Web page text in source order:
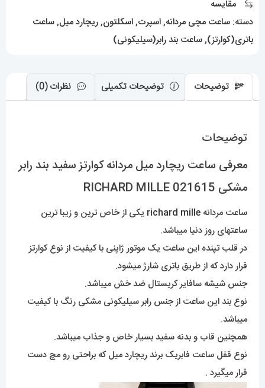
021615
RICHARD
عدد
مقایسه
دسته: ساعت مچی مردانه,اسپرت,اسکلتون,ریچارد میل,ساعت
باتری(کوارتز),ساعت بند رابر(سیلیکونی)
توضیحات توضیحات تکمیلی نظرات (0)
توضیحات
معرفی ساعت ریچارد میل مردانه کوارتز سفید بند رابر
مشکی 021615 RICHARD MILLE
ساعت مردانه richard mille یکی از خاص ترین و زیبا ترین
ساعتهای روز دنیا میباشد.
در قلب تپنده این ساعت یک موتور ژاپنی با کیفیت از نوع کوارتز
قرار دارد که از طریق باتری شارژ میشود.
جنس شیشه سافایر کریستال ضد خش میباشد.
نوع بند این ساعت از جنس رابر سیلیکونی مشکی رنگ با کیفیت
میباشد.
همچنین قاب و بدنه سفید بسیار خاص و جذاب میباشد.
نوع قفل ساعت فابریک برند ریچارد میل که براحتی رو مچ دست
قرار میگیرد .